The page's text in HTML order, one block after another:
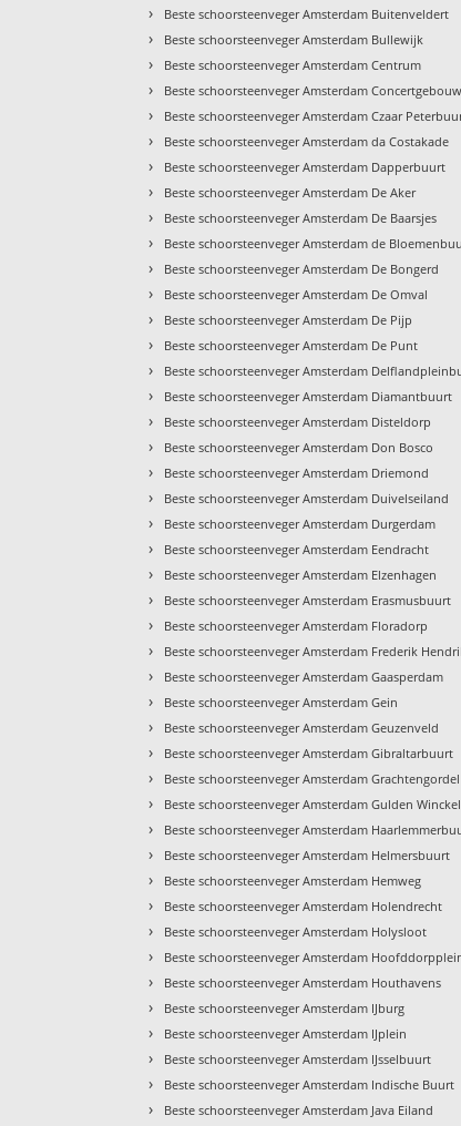
› Beste schoorsteenveger Amsterdam Buitenveldert
› Beste schoorsteenveger Amsterdam Bullewijk
› Beste schoorsteenveger Amsterdam Centrum
› Beste schoorsteenveger Amsterdam
› Beste schoorsteenveger Amsterdam Czaar
› Beste schoorsteenveger Amsterdam da Costakade
› Beste schoorsteenveger Amsterdam Dapperbuurt
› Beste schoorsteenveger Amsterdam De Aker
› Beste schoorsteenveger Amsterdam De Baarsjes
› Beste schoorsteenveger Amsterdam de
› Beste schoorsteenveger Amsterdam De Bongerd
› Beste schoorsteenveger Amsterdam De Omval
› Beste schoorsteenveger Amsterdam De Pijp
› Beste schoorsteenveger Amsterdam De Punt
› Beste schoorsteenveger Amsterdam
› Beste schoorsteenveger Amsterdam Diamantbuurt
› Beste schoorsteenveger Amsterdam Disteldorp
› Beste schoorsteenveger Amsterdam Don Bosco
› Beste schoorsteenveger Amsterdam Driemond
› Beste schoorsteenveger Amsterdam Duivelseiland
› Beste schoorsteenveger Amsterdam Durgerdam
› Beste schoorsteenveger Amsterdam Eendracht
› Beste schoorsteenveger Amsterdam Elzenhagen
› Beste schoorsteenveger Amsterdam Erasmusbuurt
› Beste schoorsteenveger Amsterdam Floradorp
› Beste schoorsteenveger Amsterdam Frederik
› Beste schoorsteenveger Amsterdam Gaasperdam
› Beste schoorsteenveger Amsterdam Gein
› Beste schoorsteenveger Amsterdam Geuzenveld
› Beste schoorsteenveger Amsterdam Gibraltarbuurt
› Beste schoorsteenveger Amsterdam Grachtengordel
› Beste schoorsteenveger Amsterdam Gulden
› Beste schoorsteenveger Amsterdam
› Beste schoorsteenveger Amsterdam Helmersbuurt
› Beste schoorsteenveger Amsterdam Hemweg
› Beste schoorsteenveger Amsterdam Holendrecht
› Beste schoorsteenveger Amsterdam Holysloot
› Beste schoorsteenveger Amsterdam
› Beste schoorsteenveger Amsterdam Houthavens
› Beste schoorsteenveger Amsterdam IJburg
› Beste schoorsteenveger Amsterdam IJplein
› Beste schoorsteenveger Amsterdam IJsselbuurt
› Beste schoorsteenveger Amsterdam Indische Buurt
› Beste schoorsteenveger Amsterdam Java Eiland